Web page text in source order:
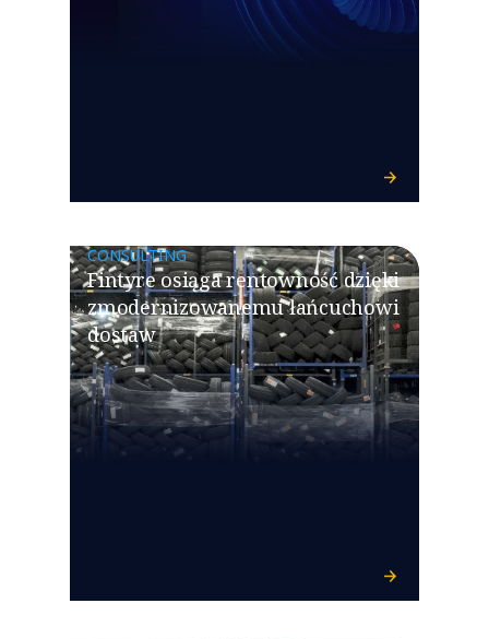
CONSULTING
Fintyre osiąga rentowność dzięki
zmodernizowanemu łańcuchowi
dostaw